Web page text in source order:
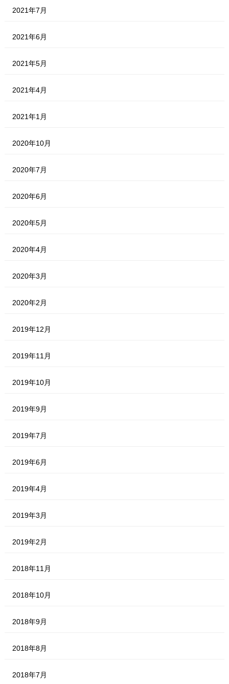
2021年7月
2021年6月
2021年5月
2021年4月
2021年1月
2020年10月
2020年7月
2020年6月
2020年5月
2020年4月
2020年3月
2020年2月
2019年12月
2019年11月
2019年10月
2019年9月
2019年7月
2019年6月
2019年4月
2019年3月
2019年2月
2018年11月
2018年10月
2018年9月
2018年8月
2018年7月